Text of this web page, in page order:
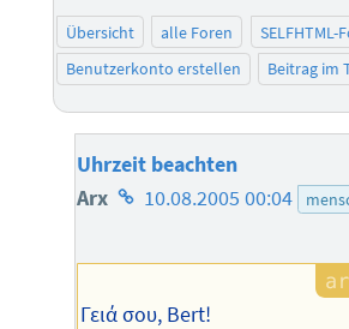
Übersicht alle Foren SELFHTML-
Benutzerkonto erstellen
Beitrag im
Uhrzeit beachten
Arx Homepage
Autors
10.08.2005 00:04
Γειά σου, Bert!